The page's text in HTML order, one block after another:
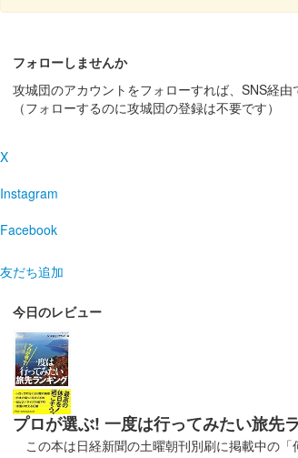
配布終了
厩橋城（前橋城） 御
厩橋城（前橋城） 御
フォローしませんか
攻城団のアカウントをフォローすれば、SNS経
（フォローするのに攻城団の登録は不要です）
X
Instagram
Facebook
友だち追加
今日のレビュー
プロが選ぶ! 一度は行ってみたい旅先
この本は日経新聞の土曜朝刊別刷に掲載中の